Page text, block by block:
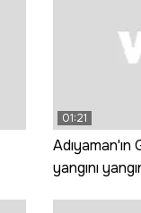
01:21
yangını